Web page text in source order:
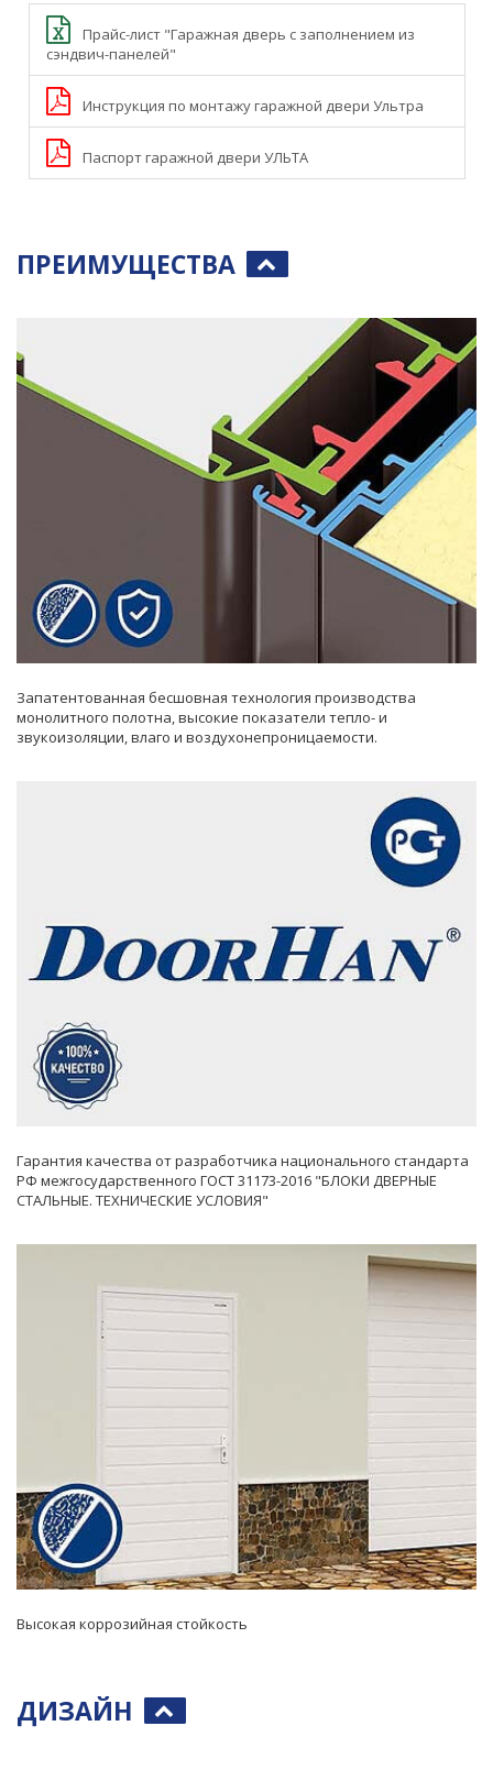
Прайс-лист "Гаражная дверь с заполнением из
сэндвич-панелей"
Инструкция по монтажу гаражной двери Ультра
Паспорт гаражной двери УЛЬТА
ПРЕИМУЩЕСТВА
Запатентованная бесшовная технология производства
монолитного полотна, высокие показатели тепло- и
звукоизоляции, влаго и воздухонепроницаемости.
Гарантия качества от разработчика национального стандарта
РФ межгосударственного ГОСТ 31173-2016 "БЛОКИ ДВЕРНЫЕ
СТАЛЬНЫЕ. ТЕХНИЧЕСКИЕ УСЛОВИЯ"
Высокая коррозийная стойкость
ДИЗАЙН